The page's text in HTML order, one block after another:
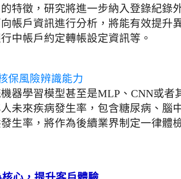
特徵，研究將進一步納入登錄紀錄
帳戶資訊進行分析，將能有效提升
中帳戶約定轉帳設定資訊等。
保風險辨識能力
器學習模型甚至是MLP、CNN或者
未來疾病發生率，包含糖尿病、腦
生率，將作為後續業界制定一律體